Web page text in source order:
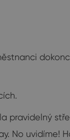
pravidelný
No uvidíme!